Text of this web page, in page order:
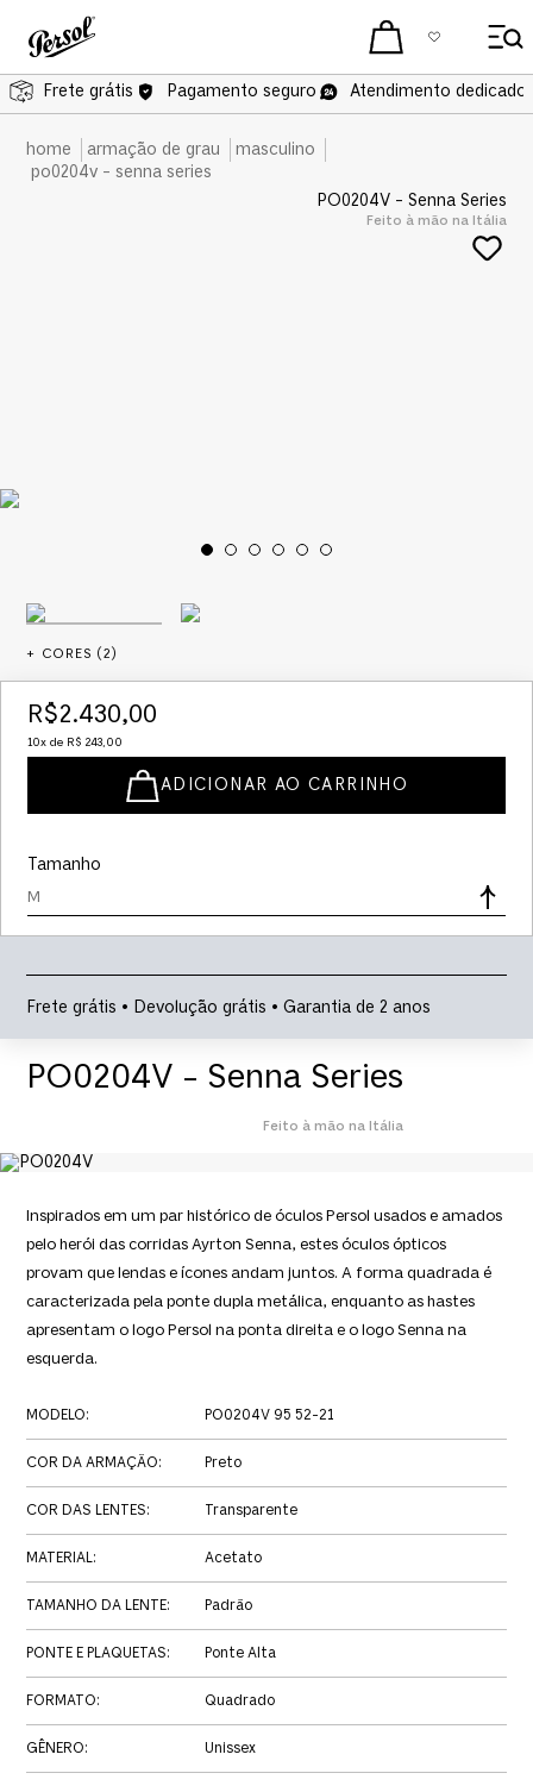
Frete grátis Pagamento seguro Atendimento dedicado
armação de grau
masculino
po0204v - senna series
PO0204V - Senna Series
Feito à mão na Itália
+ CORES (2)
Tamanho
M
R$2.430,00
10x de R$ 243,00
ADICIONAR AO CARRINHO
Frete grátis • Devolução grátis • Garantia de 2 anos
PO0204V - Senna Series
Feito à mão na Itália
Inspirados em um par histórico de óculos Persol usados e amados
pelo herói das corridas Ayrton Senna, estes óculos ópticos
provam que lendas e ícones andam juntos. A forma quadrada é
caracterizada pela ponte dupla metálica, enquanto as hastes
apresentam o logo Persol na ponta direita e o logo Senna na
esquerda.
MODELO: PO0204V 95 52-21
COR DA ARMAÇÃO: Preto
COR DAS LENTES: Transparente
MATERIAL: Acetato
TAMANHO DA LENTE: Padrão
PONTE E PLAQUETAS: Ponte Alta
FORMATO: Quadrado
GÊNERO: Unissex